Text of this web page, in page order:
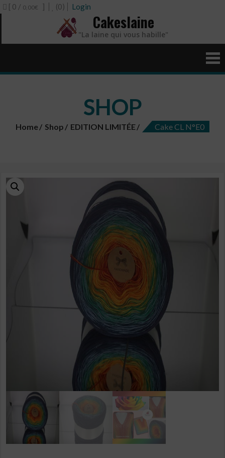
[ 0 / 0,00€ ] (0) Login
Cakeslaine
"La laine qui vous habille"
SHOP
Home Shop EDITION LIMITÉE Cake CL N°E0